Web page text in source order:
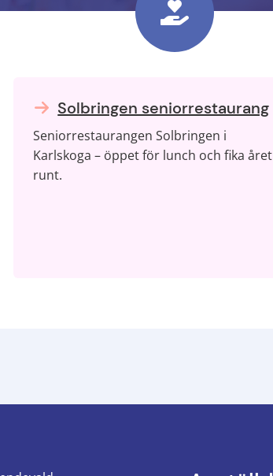
Solbringen seniorrestaurang
Seniorrestaurangen Solbringen i
Karlskoga – öppet för lunch och fika året
runt.